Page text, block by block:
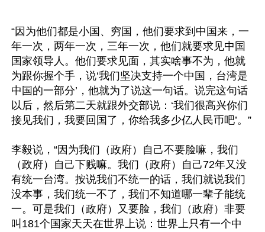
“因为他们都是小国、穷国，他们要求到中国来，一
年一次，两年一次，三年一次，他们就要求见中国
国家领导人。他们要求见面，其实啥事不为，他就
为跟你握个手，说‘我们坚决支持一个中国，台湾是
中国的一部分’，他就为了说这一句话。说完这句话
以后，然后第二天就跟外交部说：‘我们很高兴你们
接见我们，我要回国了，你给我多少亿人民币吧’。”
李毅说，“因为我们（政府）自己不要脸嘛，我们
（政府）自己下贱嘛。我们（政府）自己72年又没
有统一台湾。按说我们不统一的话，我们就说我们
没本事，我们统一不了，我们不知道哪一辈子能统
一。可是我们（政府）又要脸，我们（政府）非要
叫181个国家天天在世界上说：世界上只有一个中